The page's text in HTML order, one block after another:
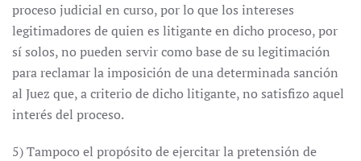
proceso judicial en curso, por lo que los intereses
legitimadores de quien es litigante en dicho proceso, por
sí solos, no pueden servir como base de su legitimación
para reclamar la imposición de una determinada sanción
al Juez que, a criterio de dicho litigante, no satisfizo aquel
interés del proceso.
5) Tampoco el propósito de ejercitar la pretensión de